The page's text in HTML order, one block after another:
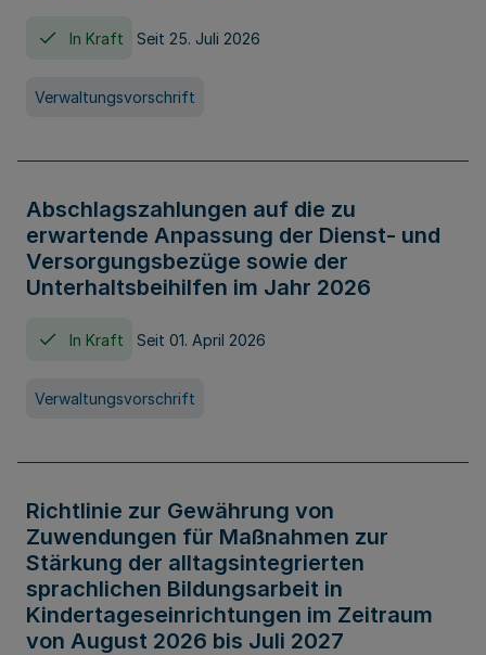
In Kraft Seit 25. Juli 2026
Verwaltungsvorschrift
Abschlagszahlungen auf die zu
erwartende Anpassung der Dienst- und
Versorgungsbezüge sowie der
Unterhaltsbeihilfen im Jahr 2026
In Kraft Seit 01. April 2026
Verwaltungsvorschrift
Richtlinie zur Gewährung von
Zuwendungen für Maßnahmen zur
Stärkung der alltagsintegrierten
sprachlichen Bildungsarbeit in
Kindertageseinrichtungen im Zeitraum
von August 2026 bis Juli 2027